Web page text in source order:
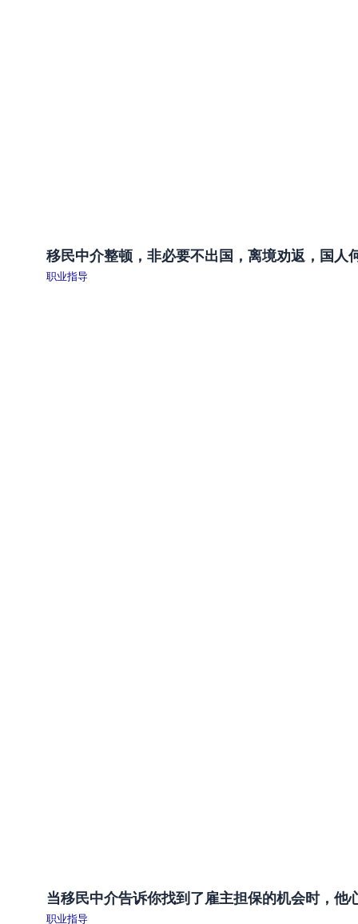
移民中介整顿，非必要不出国，离境劝返，国人
职业指导
当移民中介告诉你找到了雇主担保的机会时，他
职业指导